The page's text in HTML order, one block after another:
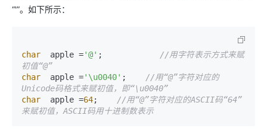
“'”。如下所示：
char
  apple =
'@' ;
//用字符表示方式来赋
初值“@”
char
  apple =
' \u0040' ;
//用“@”字符对应的
Unicode码格式来赋初值，即“\u0040”
char
  apple =
64;
//用“@”字符对应的ASCII码“64”
来赋初值，ASCII码用十进制数表示